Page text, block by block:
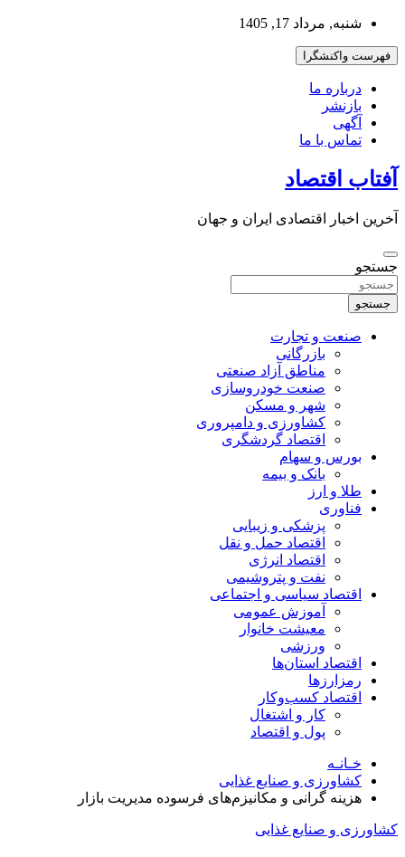
بروید
شنبه, مرداد 17, 1405
فهرست واکنشگرا
درباره ما
بازنشر
آگهی
تماس با ما
آفتاب اقتصاد
آخرین اخبار اقتصادی ایران و جهان
جستجو
جستجو
صنعت و تجارت
بازرگانی
مناطق آزاد صنعتی
صنعت خودروسازی
شهر و مسکن
کشاورزی و دامپروری
اقتصاد گردشگری
بورس و سهام
بانک و بیمه
طلا و ارز
فناوری
پزشکی و زیبایی
اقتصاد حمل و نقل
اقتصاد انرژی
نفت و پتروشیمی
اقتصاد سیاسی و اجتماعی
آموزش عمومی
معیشت خانوار
ورزشی
اقتصاد استان‌ها
رمزارزها
اقتصاد کسب‌و‌کار
کار و اشتغال
پول و اقتصاد
خـانـه
کشاورزی و صنایع غذایی
هزینه گرانی و مکانیزم‌های فرسوده مدیریت بازار
کشاورزی و صنایع غذایی